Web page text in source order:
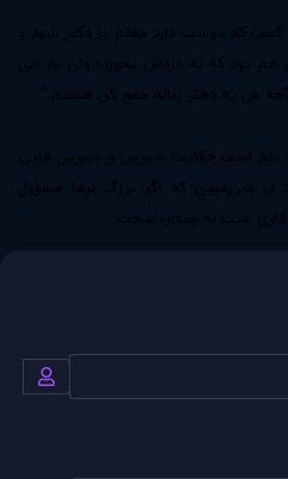
که دوست دارد معلم یا دکتر شود و
هم بود که به دردش بخورد؛ ولی باز می
من یه دختر زباله جمع کن هستم."
تلخ است حکایت شیرین و شیرین هایی
سرزمینی که اگر بزرگ ترها مسؤول
کاری است نه چندان سخت.